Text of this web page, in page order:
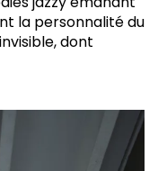
la personnalité du
dont